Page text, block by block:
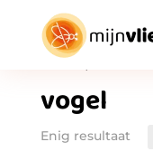
Home
vogel
Enig resultaat